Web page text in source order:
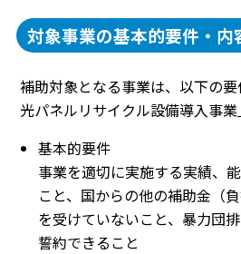
対象事業の基本的要件・内
補助対象となる事業は、以下の
光パネルリサイクル設備導入事業
基本的要件
事業を適切に実施する実績、
こと、国からの他の補助金（
を受けていないこと、暴力団
誓約できること